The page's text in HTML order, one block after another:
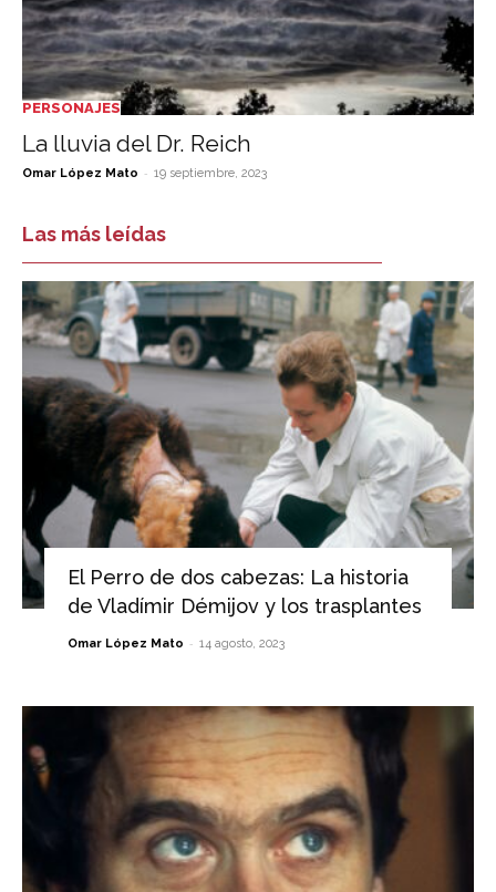
PERSONAJES
La lluvia del Dr. Reich
Omar López Mato - 19 septiembre, 2023
Las más leídas
El Perro de dos cabezas: La historia
de Vladímir Démijov y los trasplantes
Omar López Mato - 14 agosto, 2023